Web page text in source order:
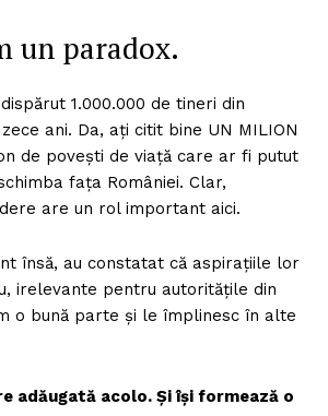
un paradox.
1.000.000 de tineri din
ani. Da, ați citit bine UN MILION
de povești de viață care ar fi putut
fața României. Clar,
are un rol important aici.
însă, au constatat că aspirațiile lor
irelevante pentru autoritățile din
o bună parte și le împlinesc în alte
adăugată acolo. Și își formează o